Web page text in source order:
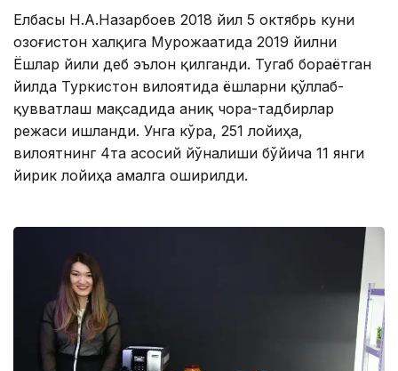
Елбасы Н.А.Назарбоев 2018 йил 5 октябрь куни
Қозоғистон халқига Мурожаатида 2019 йилни
Ёшлар йили деб эълон қилганди. Тугаб бораётган
йилда Туркистон вилоятида ёшларни қўллаб-
қувватлаш мақсадида аниқ чора-тадбирлар
режаси ишланди. Унга кўра, 251 лойиҳа,
вилоятнинг 4та асосий йўналиши бўйича 11 янги
йирик лойиҳа амалга оширилди.